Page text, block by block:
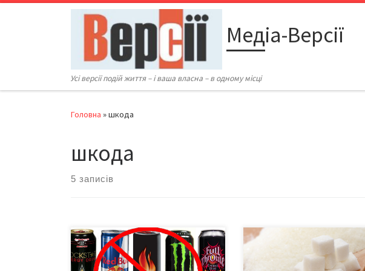
Перейти до вмісту
Медіа-Версії
Усі версії подій життя – і ваша власна – в одному місці
Головна »шкода
шкода
5 записів
У Верховній Раді України
зареєстровано проект закону про
внесення змін до деяких
Вживання великої кількості
безпосередньо пов’язане з
ожирінням, хворобами серця і